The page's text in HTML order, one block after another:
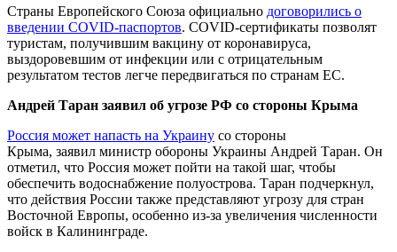
Страны Европейского Союза официально договорились о
введении COVID-паспортов. COVID-сертификаты позволят
туристам, получившим вакцину от коронавируса,
выздоровевшим от инфекции или с отрицательным
результатом тестов легче передвигаться по странам ЕС.
Андрей Таран заявил об угрозе РФ со стороны Крыма
Россия может напасть на Украину со стороны
Крыма, заявил министр обороны Украины Андрей Таран. Он
отметил, что Россия может пойти на такой шаг, чтобы
обеспечить водоснабжение полуострова. Таран подчеркнул,
что действия России также представляют угрозу для стран
Восточной Европы, особенно из-за увеличения численности
войск в Калининграде.